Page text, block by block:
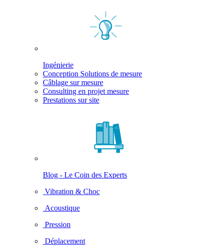
Ingénierie
Conception Solutions de mesure
Câblage sur mesure
Consulting en projet mesure
Prestations sur site
Blog - Le Coin des Experts
Vibration & Choc
Acoustique
Pression
Déplacement